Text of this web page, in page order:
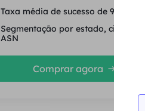
Taxa média de sucesso de 99.5%
Segmentação por estado, cidade e
ASN
Comprar agora